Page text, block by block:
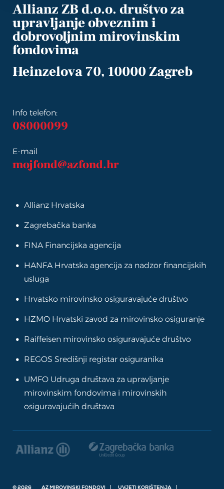
Allianz ZB d.o.o. društvo za
upravljanje obveznim i
dobrovoljnim mirovinskim
fondovima
Heinzelova 70, 10000 Zagreb
Info telefon:
08000099
E-mail
mojfond@azfond.hr
Allianz Hrvatska
Zagrebačka banka
FINA Financijska agencija
HANFA Hrvatska agencija za nadzor financijskih
usluga
Hrvatsko mirovinsko osiguravajuće društvo
HZMO Hrvatski zavod za mirovinsko osiguranje
Raiffeisen mirovinsko osiguravajuće društvo
REGOS Središnji registar osiguranika
UMFO Udruga društava za upravljanje
mirovinskim fondovima i mirovinskih
osiguravajućih društava
© 2026 AZ MIROVINSKI FONDOVI UVJETI KORIŠTENJA